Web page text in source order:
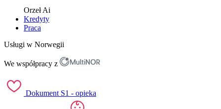
OrzełAi
Kredyty
Praca
Usługi w Norwegii
We współpracy z
Dokument S1 - opieka